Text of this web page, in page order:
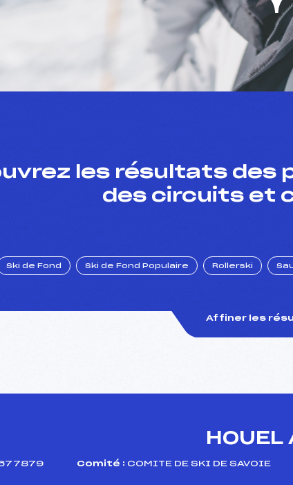
les résultats des
des circuits et
Ski de Fond Ski de Fond Populaire Rollerski
Affiner les
HOUEL
Comité : COMITE DE SKI DE SAVOIE